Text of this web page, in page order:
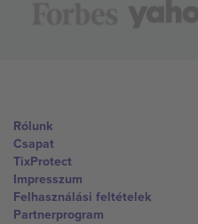
Rólunk
Csapat
TixProtect
Impresszum
Felhasználási feltételek
Partnerprogram